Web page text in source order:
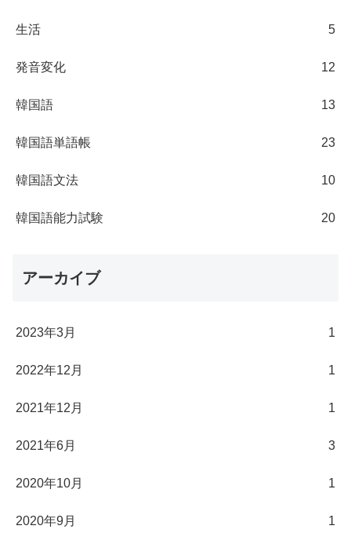
生活 5
発音変化 12
韓国語 13
韓国語単語帳 23
韓国語文法 10
韓国語能力試験 20
アーカイブ
2023年3月 1
2022年12月 1
2021年12月 1
2021年6月 3
2020年10月 1
2020年9月 1